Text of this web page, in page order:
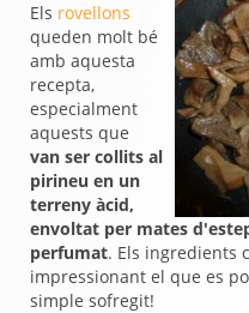
Els rovellons
queden molt bé
amb aquesta
recepta,
especialment
aquests que
van ser collits al
pirineu en un
terreny àcid,
envoltat per mates
perfumat. Els ingredients
impressionant el que es
simple sofregit!